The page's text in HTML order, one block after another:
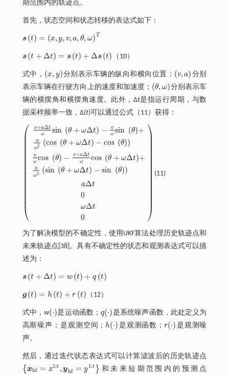
期范围内的轨迹点。
首先，状态空间和状态转移的表达式如下：
s (t) = (x,y, v,a, θ, ω) T
st =x ,y ,v, a,θ,ωT
s (t + Δt) = s (t) + Δs (t)
st +Δ t=st+Δ s t （10）
式中， (x, y)
x,y 分别表示车辆的纵向和横向位置； (v,a)
v,a
分别
表示车辆在行驶方向上的速度和加速度； (θ, ω)
θ,ω
分别表示车
辆的横摆角和横摆角速度。此外，Δt是指运行周期，与数
据采样频率一致，Δ(t)可以通过公式（11）获得：
⎛
⎝
⎜
⎜⎜⎜⎜⎜⎜⎜⎜⎜⎜⎜⎜⎜⎜⎜
v+aΔt
ω
sin (θ + ωΔt) −
v
ω sin (θ)+
a
ω2 (cos (θ + ωΔt) − cos (θ))
v
ω cos (θ) − v+aΔt
ω
cos (θ + ωΔt)+
a
ω2 (sin (θ + ωΔt) − sin (θ))
aΔt
0
ωΔt
0
⎞
⎠
⎟
⎟
v+ Δt ωsin θ +ω Δt -vωsin aω2c os θ+ θvωc
(11)
为了解决模型的不确定性，使用UKF算法处理历史轨迹点和
未来轨迹点[38]。具有不确定性的状态和观测表达式可以描
述为：
s (t + Δt) = w (t) + q (t)
st +Δ t=wt+q
g (t) = h (t) + r (t)
gt=ht +rt （12）
式中， w(⋅)
(·) 是运动函数；q(⋅)
q( ·) 是系统噪声函数，此处定义为
高斯噪声； 是观测空间；h(⋅)
h(· ) 是观测函数；r(⋅)
r(· ) 是观测噪
声。
然后，通过迭代状态表达式可以计算滤波后的历史轨迹点
{ xhf = x1:t ,yhf = y1:t }
xhf=x 1:t yhf= y1:t 和未来短期范围内的预测点